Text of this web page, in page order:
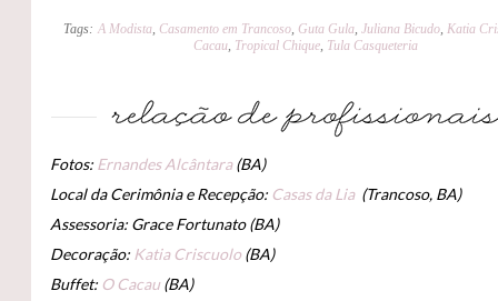
Tags: A Modista, Casamento em Trancoso, Guta Gula, Juliana Bicudo, Katia
Cacau, Tropical Chique, Tula Casqueteria
Fotos: Ernandes Alcântara(BA)
Local da Cerimônia e Recepção: Casas da Lia(Trancoso, BA)
Assessoria: Grace Fortunato (BA)
Decoração: Katia Criscuolo (BA)
Buffet: O Cacau(BA)